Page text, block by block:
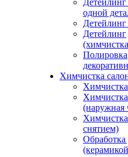
одной
Детейлинг
Полировка
Химчистка
(наружная
снятием)
Обработка